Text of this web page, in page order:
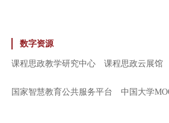
数字资源
课程思政教学研究中心 课程思政云展馆
国家智慧教育公共服务平台 中国大学